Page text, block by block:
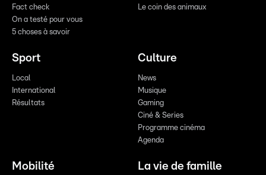
Fact check
On a testé pour vous
5 choses à savoir
Le coin des animaux
Sport
Local
International
Résultats
Culture
News
Musique
Gaming
Ciné & Series
Programme cinéma
Agenda
Mobilité La vie de famille